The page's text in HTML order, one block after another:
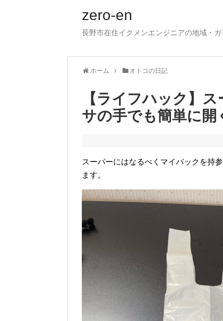
zero-en
長野市在住イクメンエンジニアの地域・
ホーム オトコの日記
【ライフハック】
サの手でも簡単に開
スーパーにはなるべくマイバックを持
ます。